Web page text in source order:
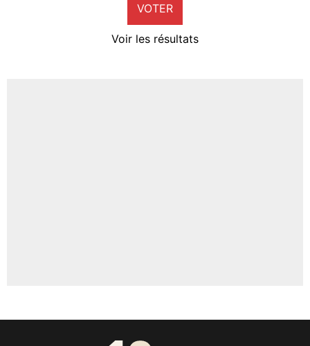
VOTER
Voir les résultats